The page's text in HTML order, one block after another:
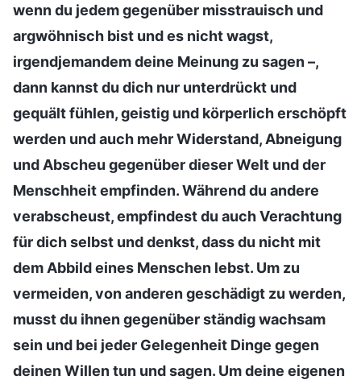
wenn du jedem gegenüber misstrauisch und
argwöhnisch bist und es nicht wagst,
irgendjemandem deine Meinung zu sagen –,
dann kannst du dich nur unterdrückt und
gequält fühlen, geistig und körperlich erschöpft
werden und auch mehr Widerstand, Abneigung
und Abscheu gegenüber dieser Welt und der
Menschheit empfinden. Während du andere
verabscheust, empfindest du auch Verachtung
für dich selbst und denkst, dass du nicht mit
dem Abbild eines Menschen lebst. Um zu
vermeiden, von anderen geschädigt zu werden,
musst du ihnen gegenüber ständig wachsam
sein und bei jeder Gelegenheit Dinge gegen
deinen Willen tun und sagen. Um deine eigenen